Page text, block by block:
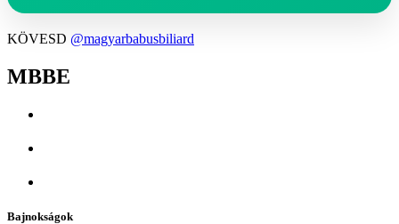
KÖVESD @magyarbabusbiliard
MBBE
Bajnokságok